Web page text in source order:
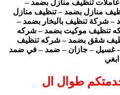
تنظيف منازل بضمد –
منازل بضمد – تنظيف منازل
شركة تنظيف بالبخار بضمد –
تنظيف موكيت بضمد – شركه
شقق بضمد – شركه تنظيف
– غسيل – جازان – ضمد – في ضمد
طوال ال